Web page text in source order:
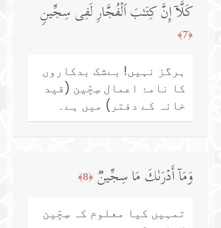
كَلَّاۤ إِنَّ كِتَـٰبَ ٱلۡفُجَّارِ لَفِی سِجِّینࣲ
﴿7﴾
ہرگز نہیں! بےشک بدکاروں
کا نامۂ اعمال سِجِّین (قید
خانہ کے دفتر) میں ہے۔
وَمَاۤ أَدۡرَىٰكَ مَا سِجِّینࣱ ﴿8﴾
تمہیں کیا معلوم کہ سِجِّین